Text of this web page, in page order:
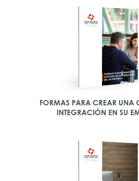
FORMAS PARA CREAR UNA
INTEGRACIÓN EN SU